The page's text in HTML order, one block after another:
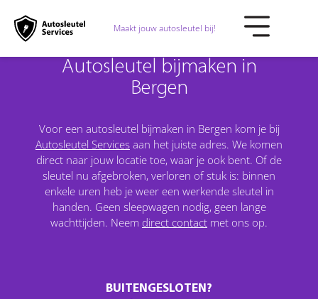
Maakt jouw autosleutel bij!
Autosleutel bijmaken in
Bergen
Voor een autosleutel bijmaken in Bergen kom je bij
Autosleutel Services aan het juiste adres. We komen
direct naar jouw locatie toe, waar je ook bent. Of de
sleutel nu afgebroken, verloren of stuk is: binnen
enkele uren heb je weer een werkende sleutel in
handen. Geen sleepwagen nodig, geen lange
wachttijden. Neem direct contact met ons op.
BUITENGESLOTEN?